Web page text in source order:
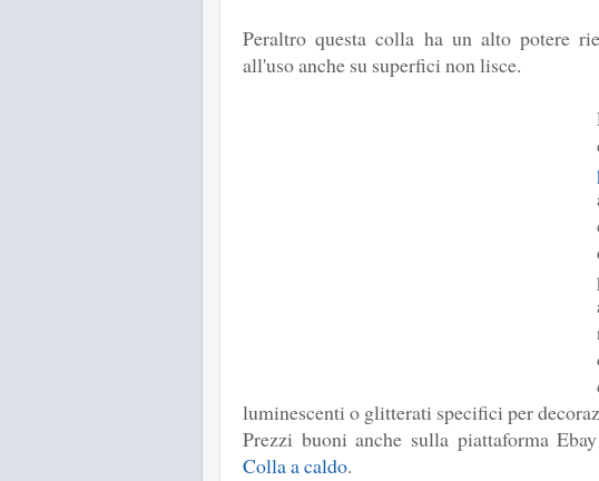
Peraltro questa colla ha un alto potere
all'uso anche su superfici non lisce.
luminescenti o glitterati specifici per
Prezzi buoni anche sulla piattaforma
Colla a caldo.